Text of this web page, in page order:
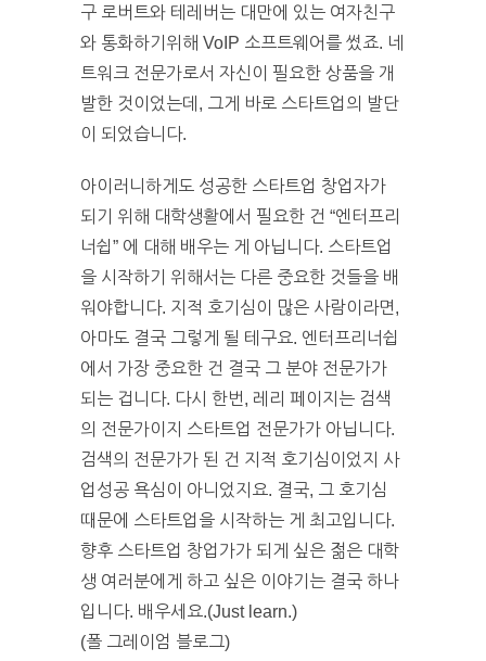
구 로버트와 테레버는 대만에 있는 여자친구
와 통화하기위해 VoIP 소프트웨어를 썼죠. 네
트워크 전문가로서 자신이 필요한 상품을 개
발한 것이었는데, 그게 바로 스타트업의 발단
이 되었습니다.
아이러니하게도 성공한 스타트업 창업자가
되기 위해 대학생활에서 필요한 건 “엔터프리
너쉽” 에 대해 배우는 게 아닙니다. 스타트업
을 시작하기 위해서는 다른 중요한 것들을 배
워야합니다. 지적 호기심이 많은 사람이라면,
아마도 결국 그렇게 될 테구요. 엔터프리너쉽
에서 가장 중요한 건 결국 그 분야 전문가가
되는 겁니다. 다시 한번, 레리 페이지는 검색
의 전문가이지 스타트업 전문가가 아닙니다.
검색의 전문가가 된 건 지적 호기심이었지 사
업성공 욕심이 아니었지요. 결국, 그 호기심
때문에 스타트업을 시작하는 게 최고입니다.
향후 스타트업 창업가가 되게 싶은 젊은 대학
생 여러분에게 하고 싶은 이야기는 결국 하나
입니다. 배우세요.(Just learn.)
(폴 그레이엄 블로그)